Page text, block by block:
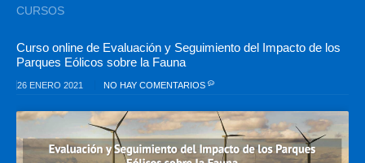
CURSOS
Curso online de Evaluación y Seguimiento del Impacto de los
Parques Eólicos sobre la Fauna
26 ENERO 2021 NO HAY COMENTARIOS